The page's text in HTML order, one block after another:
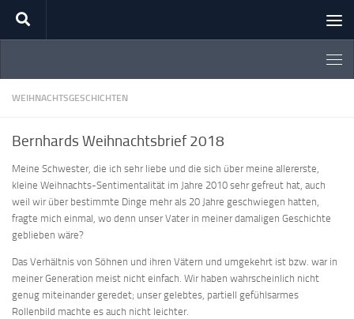
Zum Inhalt springen
WEIHNACHTSGESCHICHTEN
Bernhards Weihnachtsbrief 2018
Meine Schwester, die ich sehr liebe und die sich über meine allererste,
kleine Weihnachts-Sentimentalität im Jahre 2010 sehr gefreut hat, auch
weil wir über bestimmte Dinge mehr als 20 Jahre geschwiegen hatten,
fragte mich einmal, wo denn unser Vater in meiner damaligen Geschichte
geblieben wäre?
Das Verhältnis von Söhnen und ihren Vätern und umgekehrt ist bzw. war in
meiner Generation meist nicht einfach. Wir haben wahrscheinlich nicht
genug miteinander geredet; unser gelebtes, partiell gefühlsarmes
Rollenbild machte es auch nicht leichter.